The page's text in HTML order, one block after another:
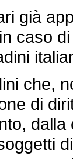
già
caso
che,
di